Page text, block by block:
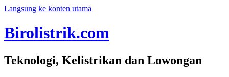
Langsung ke konten utama
Birolistrik.com
Teknologi, Kelistrikan dan Lowongan